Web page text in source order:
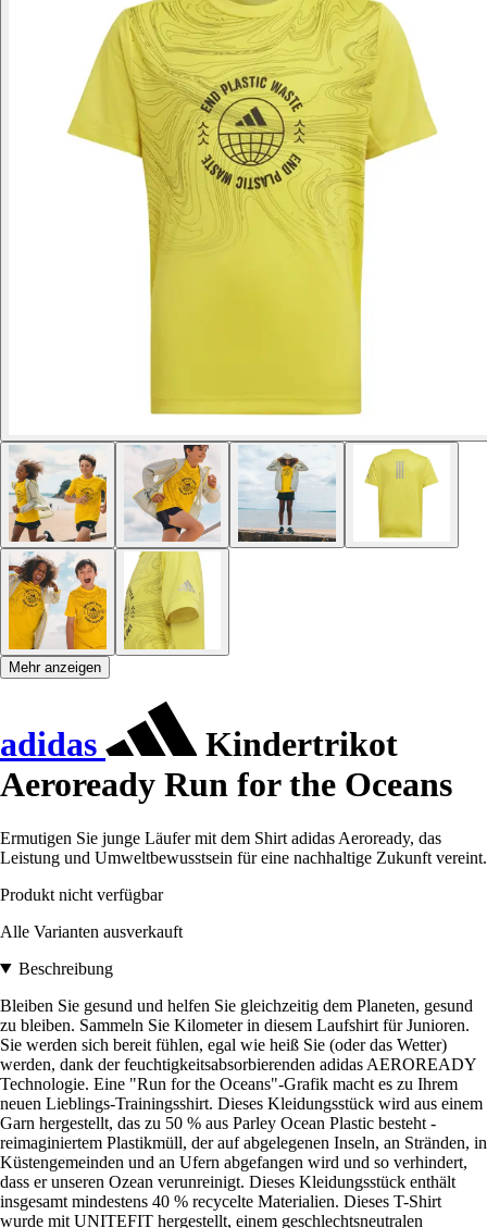
Mehr anzeigen
adidas
Kindertrikot
Aeroready Run for the Oceans
Ermutigen Sie junge Läufer mit dem Shirt adidas Aeroready, das
Leistung und Umweltbewusstsein für eine nachhaltige Zukunft vereint.
Produkt nicht verfügbar
Alle Varianten ausverkauft
Beschreibung
Bleiben Sie gesund und helfen Sie gleichzeitig dem Planeten, gesund
zu bleiben. Sammeln Sie Kilometer in diesem Laufshirt für Junioren.
Sie werden sich bereit fühlen, egal wie heiß Sie (oder das Wetter)
werden, dank der feuchtigkeitsabsorbierenden adidas AEROREADY
Technologie. Eine "Run for the Oceans"-Grafik macht es zu Ihrem
neuen Lieblings-Trainingsshirt. Dieses Kleidungsstück wird aus einem
Garn hergestellt, das zu 50 % aus Parley Ocean Plastic besteht -
reimaginiertem Plastikmüll, der auf abgelegenen Inseln, an Stränden, in
Küstengemeinden und an Ufern abgefangen wird und so verhindert,
dass er unseren Ozean verunreinigt. Dieses Kleidungsstück enthält
insgesamt mindestens 40 % recycelte Materialien. Dieses T-Shirt
wurde mit UNITEFIT hergestellt, einem geschlechtsneutralen